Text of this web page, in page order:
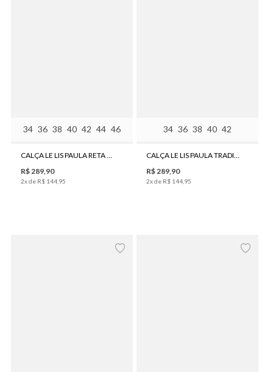
34 36 38 40 42 44 46
CALÇA LE LIS PAULA RETA BLACK JEANS FEMININA
R$289,90
2x de R$ 144 95
34 36 38 40 42
CALÇA LE LIS PAULA TRADICIONAL ESCURA JEANS FEMININA
R$289,90
2x de R$ 144 95